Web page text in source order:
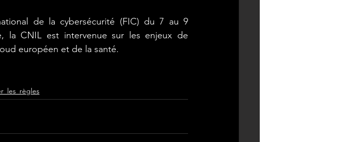
de la cybersécurité (FIC) du 7 au 9
la CNIL est intervenue sur les enjeux de
européen et de la santé.